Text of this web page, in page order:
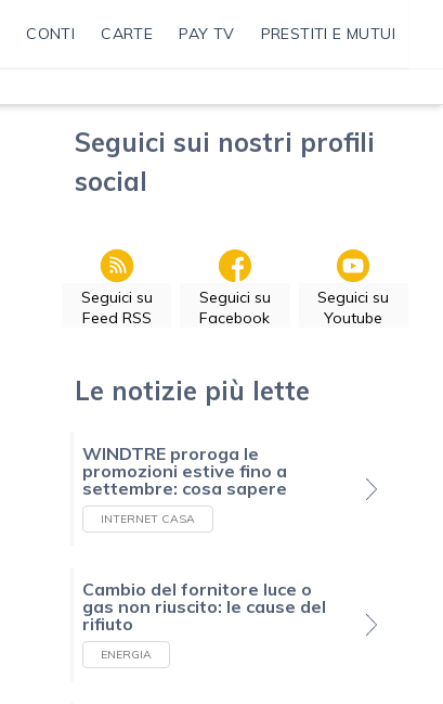
CONTI CARTE PAY TV PRESTITI E MUTUI
Seguici sui nostri profili
social
Seguici su
Feed RSS
Seguici su
Facebook
Seguici su
Youtube
Le notizie più lette
WINDTRE proroga le
promozioni estive fino a
settembre: cosa sapere
INTERNET CASA
Cambio del fornitore luce o
gas non riuscito: le cause del
rifiuto
ENERGIA